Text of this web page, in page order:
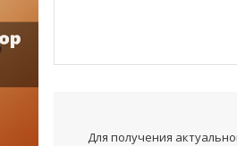
Для получения